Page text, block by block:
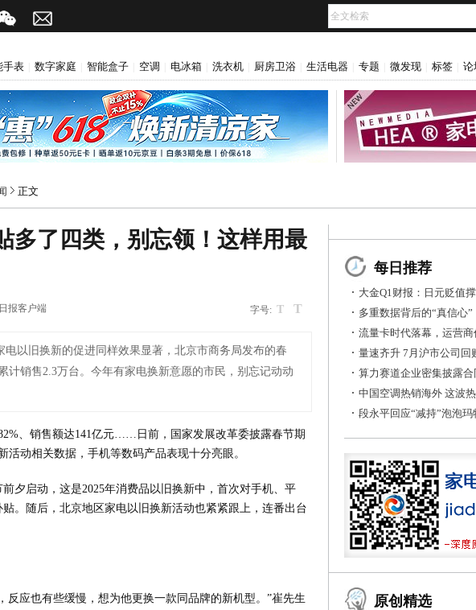
手表 数字家庭 智能盒子 空调 电冰箱 洗衣机 厨房卫浴 生活电器 专题 微发现 标签 论
正文
多了四类，别忘领！这样用最
字号: T T
报客户端
电以旧换新的促进同样效果显著，北京市商务局发布的春
计销售2.3万台。今年有家电换新意愿的市民，别忘记动动
、销售额达141亿元……日前，国家发展改革委披露春节期
动相关数据，手机等数码产品表现十分亮眼。
夕启动，这是2025年消费品以旧换新中，首次对手机、平
。随后，北京地区家电以旧换新活动也紧紧跟上，连番出台
反应也有些缓慢，想为他更换一款同品牌的新机型。”崔先生
每日推荐
大金Q1财报：日元贬值
业盈利转弱
多重数据背后的“真信心”
流量卡时代落幕，运营
量速齐升 7月沪市公司回
算力赛道企业密集披露合
中国空调热销海外 这波
段永平回应“减持”泡泡玛
原创精选